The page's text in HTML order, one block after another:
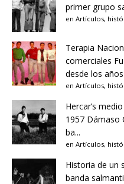
primer grupo
en Artículos,
Terapia
comerciales
desde los
en Artículos,
Hercar’s
1957 Dámaso
ba...
en Artículos,
Historia de un
banda